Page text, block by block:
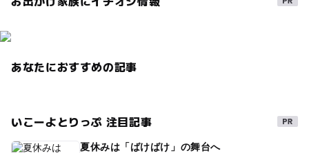
あなたにおすすめの記事
いこーよとりっぷ 注目記事
夏休みは「ばけばけ」の舞台へ